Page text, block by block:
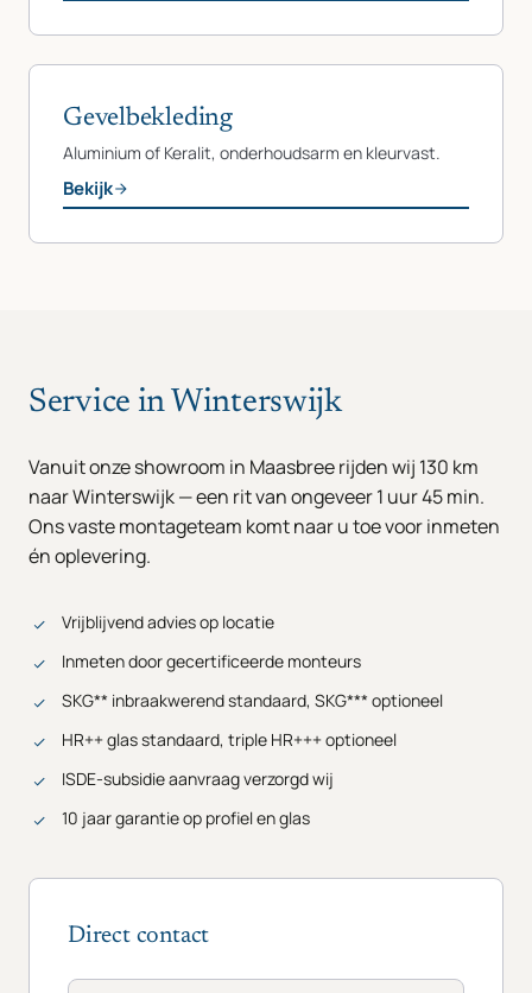
Gevelbekleding
Aluminium of Keralit, onderhoudsarm en kleurvast.
Bekijk
Service in Winterswijk
Vanuit onze showroom in Maasbree rijden wij 130 km
naar Winterswijk — een rit van ongeveer 1 uur 45 min.
Ons vaste montageteam komt naar u toe voor inmeten
én oplevering.
Vrijblijvend advies op locatie
Inmeten door gecertificeerde monteurs
SKG** inbraakwerend standaard, SKG*** optioneel
HR++ glas standaard, triple HR+++ optioneel
ISDE-subsidie aanvraag verzorgd wij
10 jaar garantie op profiel en glas
Direct contact